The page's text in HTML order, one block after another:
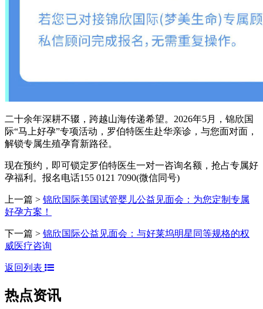
二十余年深耕不辍，跨越山海传递希望。2026年5月，锦欣国
际“马上好孕”专项活动，罗伯特医生赴华亲诊，与您面对面，
解锁专属生殖孕育新路径。
现在预约，即可锁定罗伯特医生一对一咨询名额，抢占专属好
孕福利。报名电话155 0121 7090(微信同号)
上一篇 > 锦欣国际美国试管婴儿公益见面会：为您定制专属
好孕方案！
下一篇 > 锦欣国际公益见面会：与好莱坞明星同等规格的权
威医疗咨询
返回列表
热点资讯